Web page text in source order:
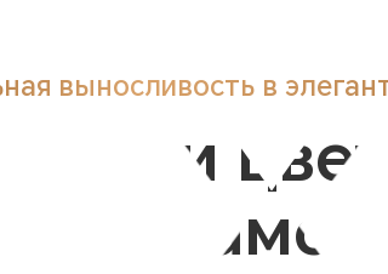
выносливость в
Три